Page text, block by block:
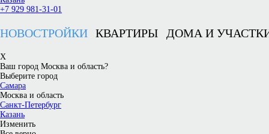
+7 929 981-31-01
НОВОСТРОЙКИ КВАРТИРЫ ДОМА И
X
Ваш город Москва и область?
Выберите город
Самара
Москва и область
Санкт-Петербург
Казань
Изменить